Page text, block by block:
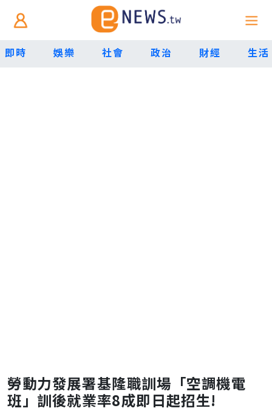
即時 娛樂 社會 政治 財經 生活
勞動力發展署基隆職訓場「空調機電
班」訓後就業率8成即日起招生!